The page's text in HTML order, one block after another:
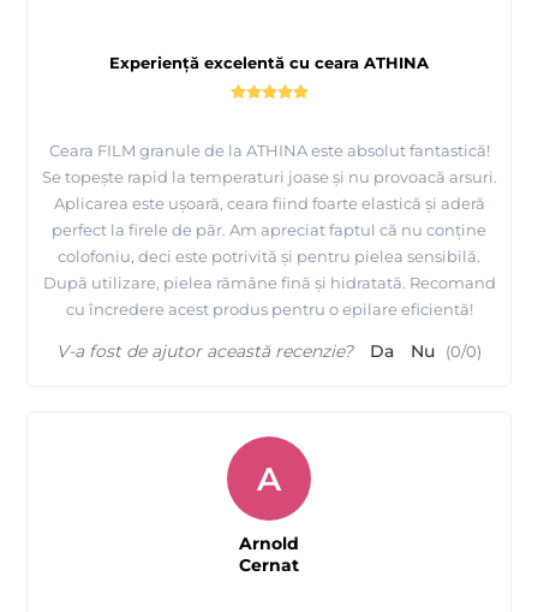
Experiență excelentă cu ceara ATHINA
Ceara FILM granule de la ATHINA este absolut fantastică!
Se topește rapid la temperaturi joase și nu provoacă arsuri.
Aplicarea este ușoară, ceara fiind foarte elastică și aderă
perfect la firele de păr. Am apreciat faptul că nu conține
colofoniu, deci este potrivită și pentru pielea sensibilă.
După utilizare, pielea rămâne fină și hidratată. Recomand
cu încredere acest produs pentru o epilare eficientă!
V-a fost de ajutor această recenzie? Da Nu (0/0)
A
Arnold
Cernat